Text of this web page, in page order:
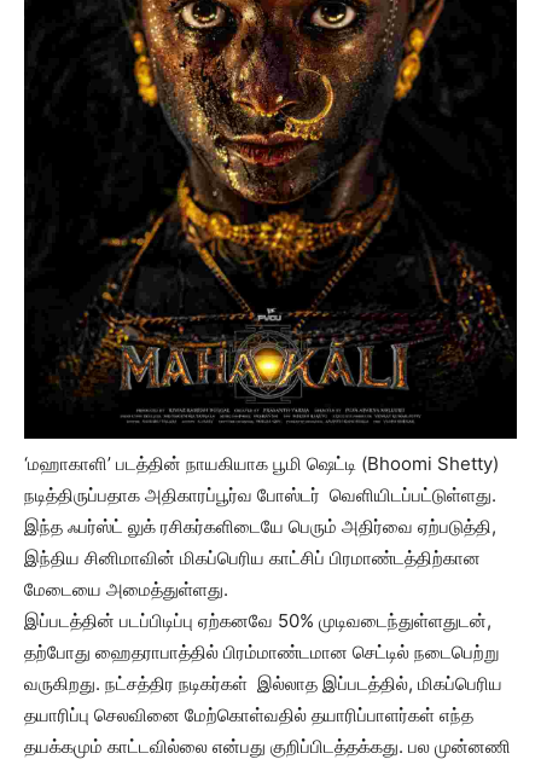
‘மஹாகாளி’ படத்தின் நாயகியாக பூமி ஷெட்டி (Bhoomi Shetty)
நடித்திருப்பதாக அதிகாரப்பூர்வ போஸ்டர் வெளியிடப்பட்டுள்ளது.
இந்த ஃபர்ஸ்ட் லுக் ரசிகர்களிடையே பெரும் அதிர்வை ஏற்படுத்தி,
இந்திய சினிமாவின் மிகப்பெரிய காட்சிப் பிரமாண்டத்திற்கான
மேடையை அமைத்துள்ளது.
இப்படத்தின் படப்பிடிப்பு ஏற்கனவே 50% முடிவடைந்துள்ளதுடன்,
தற்போது ஹைதராபாத்தில் பிரம்மாண்டமான செட்டில் நடைபெற்று
வருகிறது. நட்சத்திர நடிகர்கள் இல்லாத இப்படத்தில், மிகப்பெரிய
தயாரிப்பு செலவினை மேற்கொள்வதில் தயாரிப்பாளர்கள் எந்த
தயக்கமும் காட்டவில்லை என்பது குறிப்பிடத்தக்கது. பல முன்னணி